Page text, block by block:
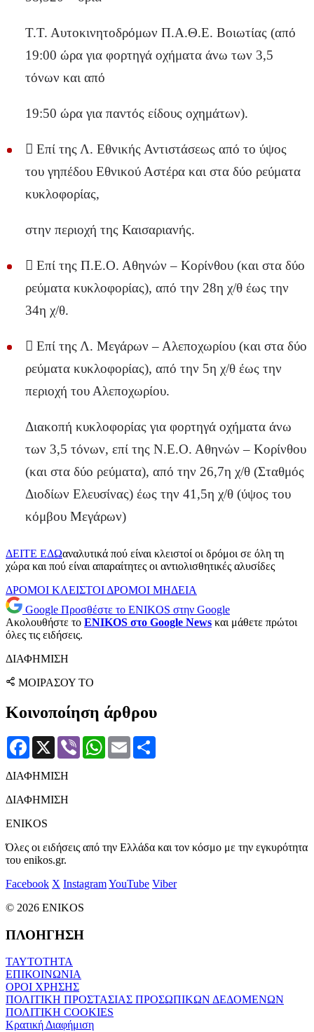
Τ.Τ. Αυτοκινητοδρόμων Π.Α.Θ.Ε. Βοιωτίας (από
19:00 ώρα για φορτηγά οχήματα άνω των 3,5
τόνων και από
19:50 ώρα για παντός είδους οχημάτων).
 Επί της Λ. Εθνικής Αντιστάσεως από το ύψος
του γηπέδου Εθνικού Αστέρα και στα δύο ρεύματα
κυκλοφορίας,
στην περιοχή της Καισαριανής.
 Επί της Π.Ε.Ο. Αθηνών – Κορίνθου (και στα δύο
ρεύματα κυκλοφορίας), από την 28η χ/θ έως την
34η χ/θ.
 Επί της Λ. Μεγάρων – Αλεποχωρίου (και στα δύο
ρεύματα κυκλοφορίας), από την 5η χ/θ έως την
περιοχή του Αλεποχωρίου.
Διακοπή κυκλοφορίας για φορτηγά οχήματα άνω
των 3,5 τόνων, επί της Ν.Ε.Ο. Αθηνών – Κορίνθου
(και στα δύο ρεύματα), από την 26,7η χ/θ (Σταθμός
Διοδίων Ελευσίνας) έως την 41,5η χ/θ (ύψος του
κόμβου Μεγάρων)
ΔΕΙΤΕ ΕΔΩαναλυτικά πού είναι κλειστοί οι δρόμοι σε όλη τη
χώρα και πού είναι απαραίτητες οι αντιολισθητικές αλυσίδες
ΔΡΟΜΟΙ ΚΛΕΙΣΤΟΙ ΔΡΟΜΟΙ ΜΗΔΕΙΑ
Google Προσθέστε το ENIKOS στην Google
Ακολουθήστε το ENIKOS στο Google News και μάθετε πρώτοι
όλες τις ειδήσεις.
ΔΙΑΦΗΜΙΣΗ
ΜΟΙΡΑΣΟΥ ΤΟ
Κοινοποίηση άρθρου
Facebook
X Viber WhatsApp
Email
ΔΙΑΦΗΜΙΣΗ
ΔΙΑΦΗΜΙΣΗ
ENIKOS
Όλες οι ειδήσεις από την Ελλάδα και τον κόσμο με την εγκυρότητα
του enikos.gr.
Facebook X InstagramYouTube Viber
© 2026 ENIKOS
ΠΛΟΗΓΗΣΗ
ΤΑΥΤΟΤΗΤΑ
ΕΠΙΚΟΙΝΩΝΙΑ
ΟΡΟΙ ΧΡΗΣΗΣ
ΠΟΛΙΤΙΚΗ ΠΡΟΣΤΑΣΙΑΣ ΠΡΟΣΩΠΙΚΩΝ ΔΕΔΟΜΕΝΩΝ
ΠΟΛΙΤΙΚΗ COOKIES
Κρατική Διαφήμιση